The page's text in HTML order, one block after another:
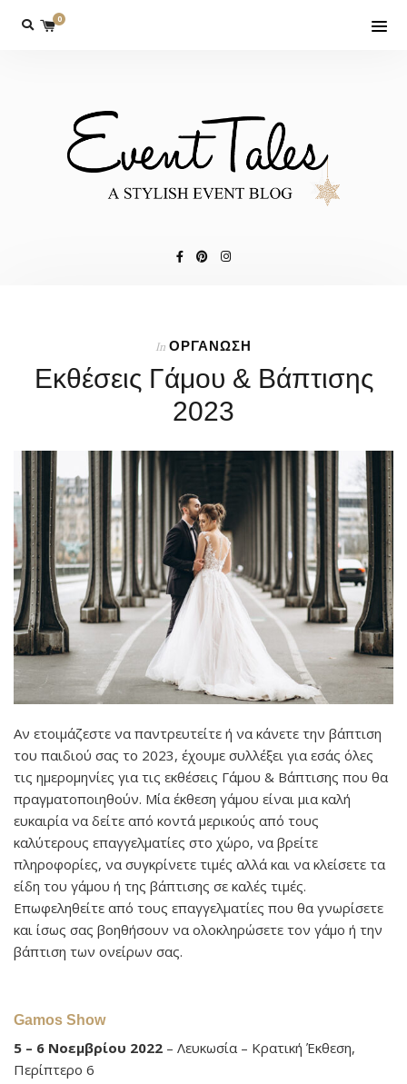
0
In ΟΡΓΑΝΩΣΗ
Εκθέσεις Γάμου & Βάπτισης
2023
Αν ετοιμάζεστε να παντρευτείτε ή να κάνετε την βάπτιση
του παιδιού σας το 2023, έχουμε συλλέξει για εσάς όλες
τις ημερομηνίες για τις εκθέσεις Γάμου & Βάπτισης που θα
πραγματοποιηθούν. Μία έκθεση γάμου είναι μια καλή
ευκαιρία να δείτε από κοντά μερικούς από τους
καλύτερους επαγγελματίες στο χώρο, να βρείτε
πληροφορίες, να συγκρίνετε τιμές αλλά και να κλείσετε τα
είδη του γάμου ή της βάπτισης σε καλές τιμές.
Επωφεληθείτε από τους επαγγελματίες που θα γνωρίσετε
και ίσως σας βοηθήσουν να ολοκληρώσετε τον γάμο ή την
βάπτιση των ονείρων σας.
Gamos Show
5 – 6 Νοεμβρίου 2022 – Λευκωσία – Κρατική Έκθεση,
Περίπτερο 6